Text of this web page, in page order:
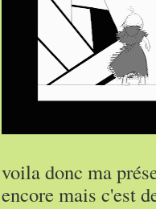
voila donc ma
encore mais c'est